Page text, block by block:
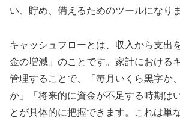
い、貯め、備えるためのツールになりま
キャッシュフローとは、収入から支出
金の増減」のことです。家計における
管理することで、「毎月いくら黒字か
か」「将来的に資金が不足する時期は
とが具体的に把握できます。これは単